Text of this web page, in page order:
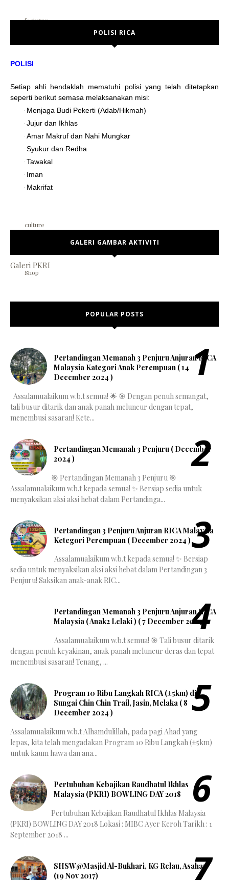
features
Error Page
Left sidebar
Right sidebar
social media
break
culture
Shop
POLISI RICA
POLISI
Setiap ahli hendaklah mematuhi polisi yang telah ditetapkan
seperti berikut semasa melaksanakan misi:
· Menjaga Budi Pekerti (Adab/Hikmah)
· Jujur dan Ikhlas
· Amar Makruf dan Nahi Mungkar
· Syukur dan Redha
· Tawakal
· Iman
· Makrifat
GALERI GAMBAR AKTIVITI
Galeri PKRI
POPULAR POSTS
Pertandingan Memanah 3 Penjuru Anjuran RICA
Malaysia Kategori Anak Perempuan ( 14
December 2024 )
Assalamualaikum w.b.t semua! 🌟 🎯 Dengan penuh semangat,
tali busur ditarik dan anak panah meluncur dengan tepat,
menembusi sasaran! Kete...
Pertandingan Memanah 3 Penjuru ( December
2024 )
🎯 Pertandingan Memanah 3 Penjuru 🎯
Assalamualaikum w.b.t kepada semua! ✨ Bersiap sedia untuk
menyaksikan aksi aksi hebat dalam Pertandinga...
Pertandingan 3 Penjuru Anjuran RICA Malaysia
Ketegori Perempuan ( December 2024 )
Assalamualaikum w.b.t kepada semua! ✨ Bersiap
sedia untuk menyaksikan aksi aksi hebat dalam Pertandingan 3
Penjuru! Saksikan anak-anak RIC...
Pertandingan Memanah 3 Penjuru Anjuran RICA
Malaysia ( Anak2 Lelaki ) ( 7 December 2024 )
Assalamualaikum w.b.t semua! 🎯 Tali busur ditarik
dengan penuh keyakinan, anak panah meluncur deras dan tepat
menembusi sasaran! Tenang, ...
Program 10 Ribu Langkah RICA (±5km) di
Sungai Chin Chin Trail, Jasin, Melaka ( 8
December 2024 )
Assalamualaikum w.b.t Alhamdulillah, pada pagi Ahad yang
lepas, kita telah mengadakan Program 10 Ribu Langkah (±5km)
untuk kaum hawa dan ana...
Pertubuhan Kebajikan Raudhatul Ikhlas
Malaysia (PKRI) BOWLING DAY 2018
Pertubuhan Kebajikan Raudhatul Ikhlas Malaysia
(PKRI) BOWLING DAY 2018 Lokasi : MIBC Ayer Keroh Tarikh : 1
September 2018 ...
SHSW@Masjid Al-Bukhari, KG Relau, Asahan
(19 Nov 2017)